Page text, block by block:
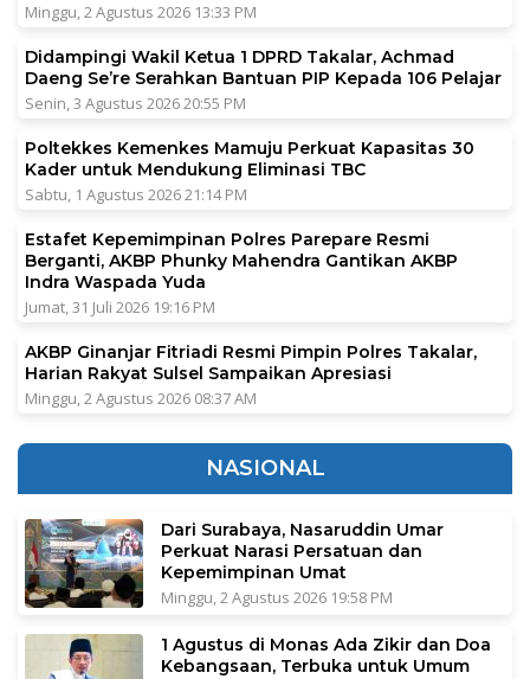
Minggu, 2 Agustus 2026 13:33 PM
Didampingi Wakil Ketua 1 DPRD Takalar, Achmad
Daeng Se’re Serahkan Bantuan PIP Kepada 106 Pelajar
Senin, 3 Agustus 2026 20:55 PM
Poltekkes Kemenkes Mamuju Perkuat Kapasitas 30
Kader untuk Mendukung Eliminasi TBC
Sabtu, 1 Agustus 2026 21:14 PM
Estafet Kepemimpinan Polres Parepare Resmi
Berganti, AKBP Phunky Mahendra Gantikan AKBP
Indra Waspada Yuda
Jumat, 31 Juli 2026 19:16 PM
AKBP Ginanjar Fitriadi Resmi Pimpin Polres Takalar,
Harian Rakyat Sulsel Sampaikan Apresiasi
Minggu, 2 Agustus 2026 08:37 AM
NASIONAL
Dari Surabaya, Nasaruddin Umar
Perkuat Narasi Persatuan dan
Kepemimpinan Umat
Minggu, 2 Agustus 2026 19:58 PM
1 Agustus di Monas Ada Zikir dan Doa
Kebangsaan, Terbuka untuk Umum